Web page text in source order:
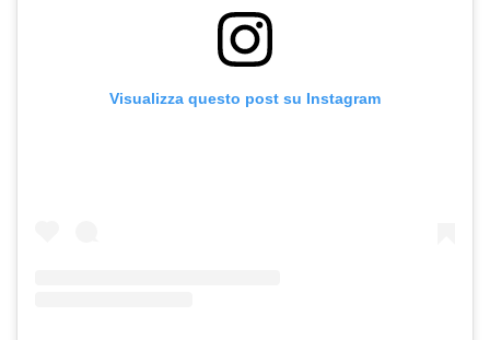
Visualizza questo post su Instagram